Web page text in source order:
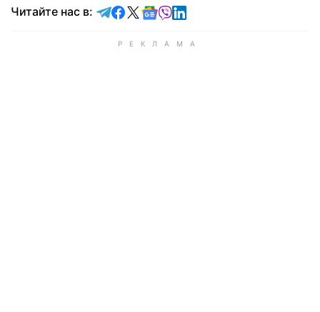
Читайте нас в: Читайте в Telegram
Читайте в Facebook
Читайте в X
Читайте в Google news
Читайте в Viber
Читайте в LinkedIn